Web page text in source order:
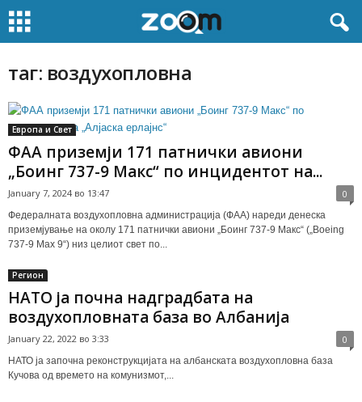
таг: воздухопловна
Европа и Свет
ФАА приземји 171 патнички авиони
„Боинг 737-9 Mакс“ по инцидентот на...
January 7, 2024 во 13:47 0
Федералната воздухопловна администрација (ФАА) нареди денеска
приземјување на околу 171 патнички авиони „Боинг 737-9 Макс“ („Boеing
737-9 Max 9“) низ целиот свет по...
Регион
НАТО ја почна надградбата на
воздухопловната база во Албанија
January 22, 2022 во 3:33 0
НАТО ја започна реконструкцијата на албанската воздухопловна база
Кучова од времето на комунизмот,...